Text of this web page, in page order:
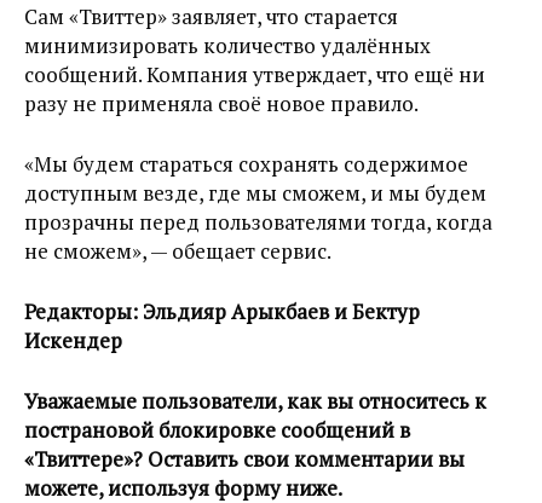
Сам «Твиттер» заявляет, что старается
минимизировать количество удалённых
сообщений. Компания утверждает, что ещё ни
разу не применяла своё новое правило.
«Мы будем стараться сохранять содержимое
доступным везде, где мы сможем, и мы будем
прозрачны перед пользователями тогда, когда
не сможем», — обещает сервис.
Редакторы: Эльдияр Арыкбаев и Бектур
Искендер
Уважаемые пользователи, как вы относитесь к
пострановой блокировке сообщений в
«Твиттере»? Оставить свои комментарии вы
можете, используя форму ниже.